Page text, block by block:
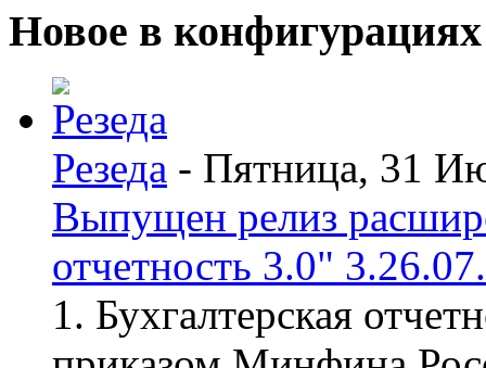
Новое в конфигурациях
Резеда - Пятница, 31
Выпущен релиз
отчетность 3.0"
1. Бухгалтерская